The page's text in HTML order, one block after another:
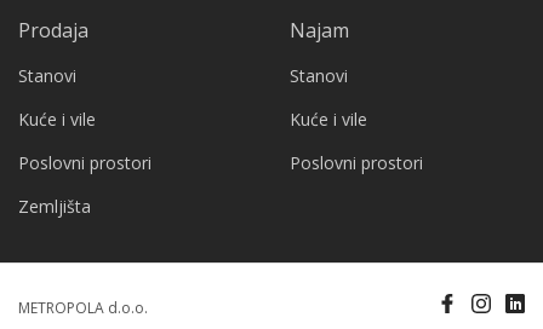
Prodaja
Stanovi
Kuće i vile
Poslovni prostori
Zemljišta
Najam
Stanovi
Kuće i vile
Poslovni prostori
METROPOLA d.o.o.